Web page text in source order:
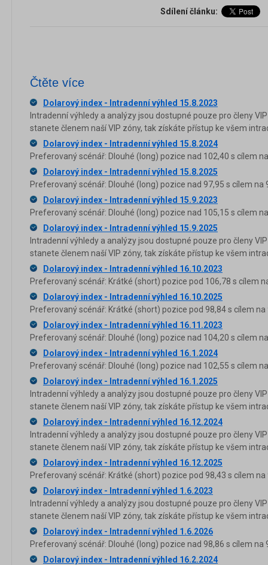
Sdílení článku:
Čtěte více
Dolarový index - Intradenní výhled 15.8.2023
Intradenní výhledy a analýzy jsou dostupné pouze pro členy
stanete členem naší VIP zóny, tak získáte přístup ke všem
Dolarový index - Intradenní výhled 15.8.2024
Preferovaný scénář: Dlouhé (long) pozice nad 102,40 s cílem
Dolarový index - Intradenní výhled 15.8.2025
Preferovaný scénář: Dlouhé (long) pozice nad 97,95 s cílem na
Dolarový index - Intradenní výhled 15.9.2023
Preferovaný scénář: Dlouhé (long) pozice nad 105,15 s cílem
Dolarový index - Intradenní výhled 15.9.2025
Intradenní výhledy a analýzy jsou dostupné pouze pro členy
stanete členem naší VIP zóny, tak získáte přístup ke všem
Dolarový index - Intradenní výhled 16.10.2023
Preferovaný scénář: Krátké (short) pozice pod 106,78 s cílem
Dolarový index - Intradenní výhled 16.10.2025
Preferovaný scénář: Krátké (short) pozice pod 98,84 s cílem na
Dolarový index - Intradenní výhled 16.11.2023
Preferovaný scénář: Dlouhé (long) pozice nad 104,20 s cílem
Dolarový index - Intradenní výhled 16.1.2024
Preferovaný scénář: Dlouhé (long) pozice nad 102,55 s cílem
Dolarový index - Intradenní výhled 16.1.2025
Intradenní výhledy a analýzy jsou dostupné pouze pro členy
stanete členem naší VIP zóny, tak získáte přístup ke všem
Dolarový index - Intradenní výhled 16.12.2024
Intradenní výhledy a analýzy jsou dostupné pouze pro členy
stanete členem naší VIP zóny, tak získáte přístup ke všem
Dolarový index - Intradenní výhled 16.12.2025
Preferovaný scénář: Krátké (short) pozice pod 98,43 s cílem na
Dolarový index - Intradenní výhled 1.6.2023
Intradenní výhledy a analýzy jsou dostupné pouze pro členy
stanete členem naší VIP zóny, tak získáte přístup ke všem
Dolarový index - Intradenní výhled 1.6.2026
Preferovaný scénář: Dlouhé (long) pozice nad 98,86 s cílem na
Dolarový index - Intradenní výhled 16.2.2024